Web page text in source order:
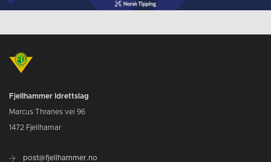
Fjellhammer Idrettslag
Marcus Thranes vei 96
1472 Fjellhamar
post@fjellhammer.no